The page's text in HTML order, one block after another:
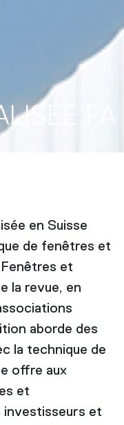
FA
en Suisse
de fenêtres et
et
la revue, en
aborde des
la technique de
offre aux
et
investisseurs et